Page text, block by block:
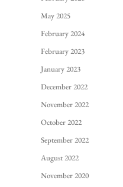
May 2025
February 2024
February 2023
January 2023
December 2022
November 2022
October 2022
September 2022
August 2022
November 2020